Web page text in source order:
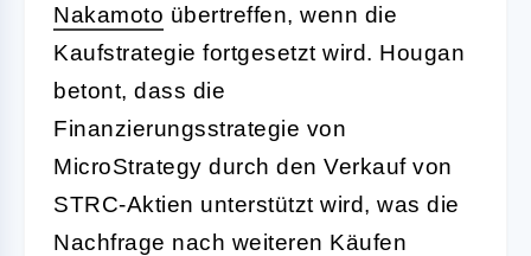
Nakamoto übertreffen, wenn die
Kaufstrategie fortgesetzt wird. Hougan
betont, dass die
Finanzierungsstrategie von
MicroStrategy durch den Verkauf von
STRC-Aktien unterstützt wird, was die
Nachfrage nach weiteren Käufen